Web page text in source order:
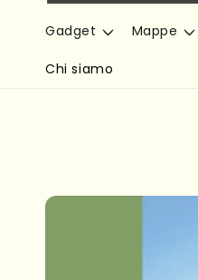
Gadget Mappe
Chi siamo